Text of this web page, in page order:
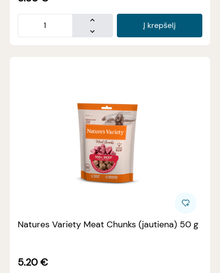
Į krepšelį
Natures Variety Meat Chunks (jautiena) 50 g
5.20€